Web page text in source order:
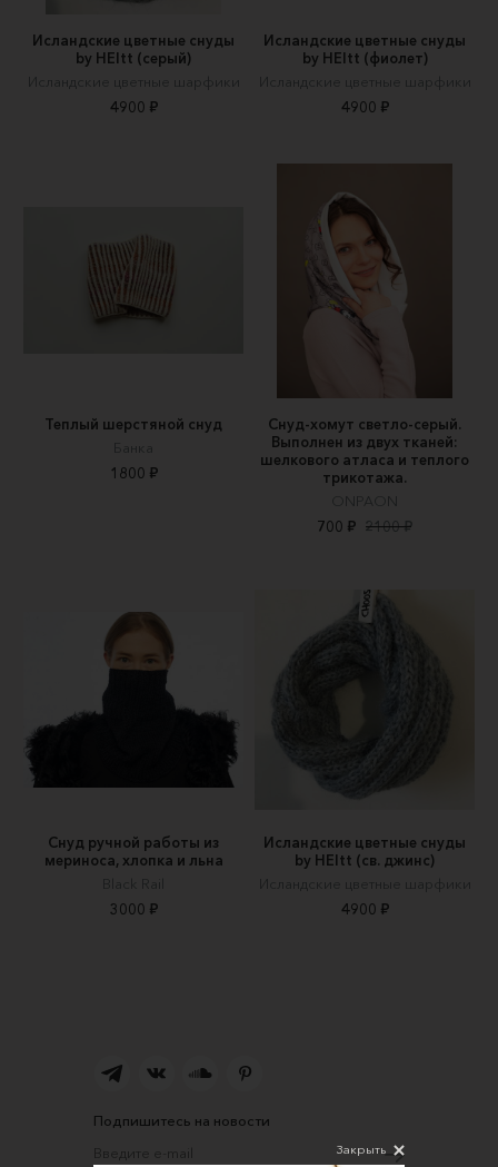
Исландские цветные снуды
by HEItt (серый)
Исландские цветные шарфики
4900 ₽
Исландские цветные снуды
by HEItt (фиолет)
Исландские цветные шарфики
4900 ₽
Теплый шерстяной снуд
Банка
1800 ₽
Снуд-хомут светло-серый.
Выполнен из двух тканей:
шелкового атласа и теплого
трикотажа.
ONPAON
700 ₽ 2100 ₽
Снуд ручной работы из
мериноса, хлопка и льна
Black Rail
3000 ₽
Исландские цветные снуды
by HEItt (св. джинс)
Исландские цветные шарфики
4900 ₽
Подпишитесь на новости
Закрыть